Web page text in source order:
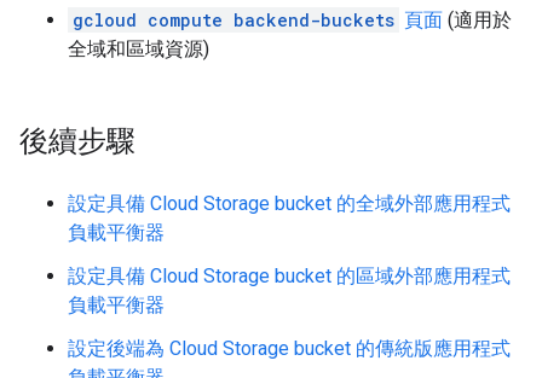
gcloud compute backend-buckets 頁面 (適用於
全域和區域資源)
後續步驟
設定具備 Cloud Storage bucket 的全域外部應用程式
負載平衡器
設定具備 Cloud Storage bucket 的區域外部應用程式
負載平衡器
設定後端為 Cloud Storage bucket 的傳統版應用程式